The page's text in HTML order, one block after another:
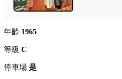
年齡 1965
等級 C
停車場 是